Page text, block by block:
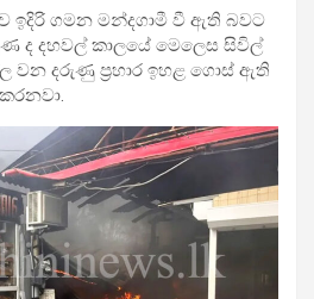
ඉදිරි ගමන මන්දගාමී වී ඇති බවට
ද දහවල් කාලයේ මෙලෙස සිවිල්
වන දරුණු ප්‍රහාර ඉහළ ගොස් ඇති